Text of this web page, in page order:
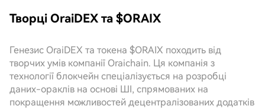
Творці OraiDEX та $ORAIX
Генезис OraiDEX та токена $ORAIX походить від
творчих умів компанії Oraichain. Ця компанія з
технології блокчейн спеціалізується на розробці
даних-ораклів на основі ШІ, спрямованих на
покращення можливостей децентралізованих додатків